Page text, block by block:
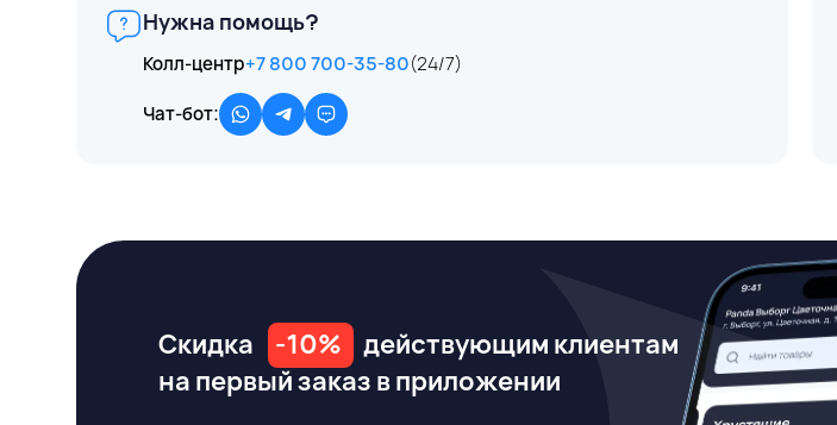
Нужна помощь?
Колл-центр+7 800 700-35-80(24/7)
Чат-бот:
Скидка -10%
действующим клиентам
на первый заказ в приложении